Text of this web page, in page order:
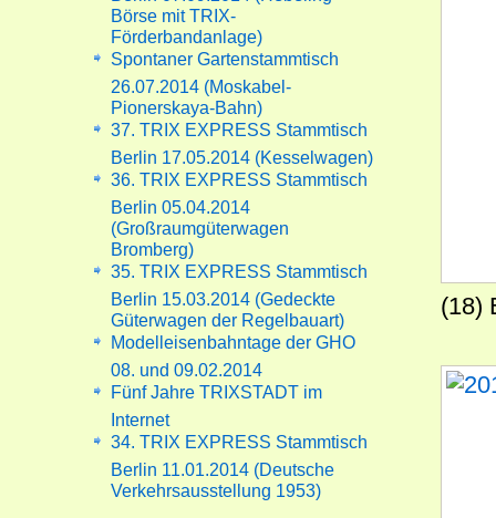
(18)
Börse mit TRIX-
Förderbandanlage)
Spontaner Gartenstammtisch
26.07.2014 (Moskabel-
Pionerskaya-Bahn)
37. TRIX EXPRESS Stammtisch
Berlin 17.05.2014 (Kesselwagen)
36. TRIX EXPRESS Stammtisch
Berlin 05.04.2014
(Großraumgüterwagen
Bromberg)
35. TRIX EXPRESS Stammtisch
Berlin 15.03.2014 (Gedeckte
Güterwagen der Regelbauart)
Modelleisenbahntage der GHO
08. und 09.02.2014
Fünf Jahre TRIXSTADT im
Internet
34. TRIX EXPRESS Stammtisch
Berlin 11.01.2014 (Deutsche
Verkehrsausstellung 1953)